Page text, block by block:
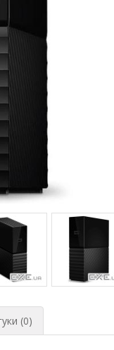
(0)